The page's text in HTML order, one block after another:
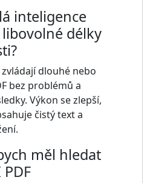
inteligence
délky
dlouhé nebo
bez problémů a
Výkon se zlepší,
čistý text a
měl hledat